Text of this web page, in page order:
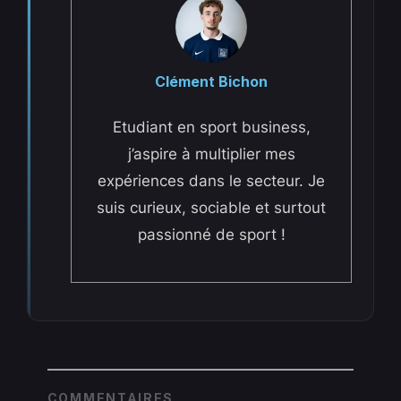
Clément Bichon
Etudiant en sport business,
j’aspire à multiplier mes
expériences dans le secteur. Je
suis curieux, sociable et surtout
passionné de sport !
COMMENTAIRES